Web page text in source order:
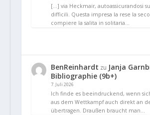
[…] via Heckmair, autoassicurandosi
difficili. Questa impresa la rese la
compiere la salita in solitaria…
BenReinhardt zu Janja
Bibliographie (9b+)
7. Juli 2026
Ich finde es beeindruckend, wenn
aus dem Wettkampf auch direkt an
übertragen. Draußen braucht man…